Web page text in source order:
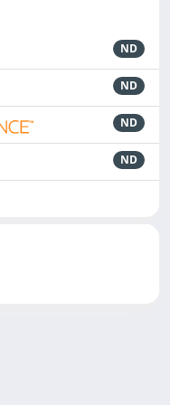
ND
ND
ND
ND